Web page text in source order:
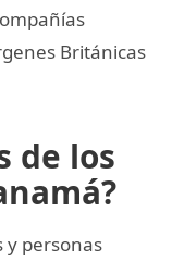
Británicas
de los
y personas